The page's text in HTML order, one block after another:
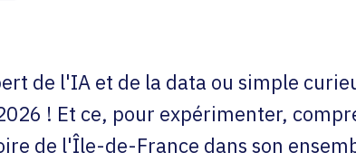
de l'IA et de la data ou simple
! Et ce, pour expérimenter,
de l'Île-de-France dans son